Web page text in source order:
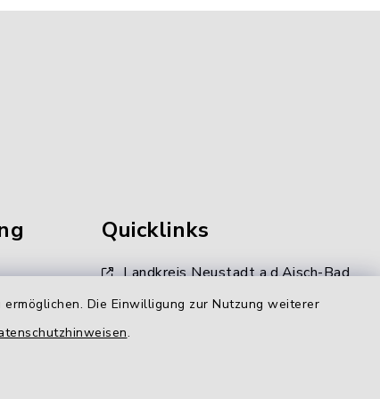
Die Einwilligung zur Nutzung weiterer
.
Quicklinks
Landkreis Neustadt a.d.Aisch-Bad
Kommunale Allianz